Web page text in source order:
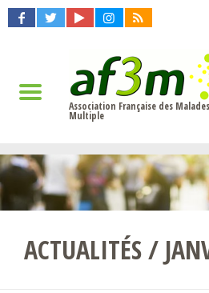
Association Française des
Multiple
ACTUALITÉS /